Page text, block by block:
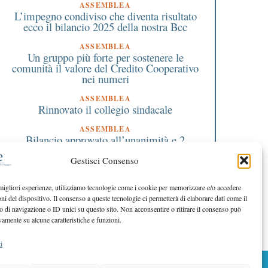
Gestisci Consenso
esperienze, utilizziamo tecnologie come i cookie per memorizzare e/o accedere
del dispositivo. Il consenso a queste tecnologie ci permetterà di elaborare dati come il
di navigazione o ID unici su questo sito. Non acconsentire o ritirare il consenso può
su alcune caratteristiche e funzioni.
ASSEMBLEA
L’impegno condiviso che diventa risultato
ecco il bilancio 2025 della nostra Bcc
ASSEMBLEA
Un gruppo più forte per sostenere le
comunità il valore del Credito Cooperativo
nei numeri
ASSEMBLEA
Rinnovato il collegio sindacale
ASSEMBLEA
Bilancio approvato all’unanimità e 2
EDITORIALE PRESIDENTE
Costruire futuro insieme